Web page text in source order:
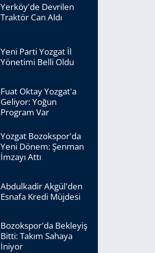
Yerköy'de Devrilen
Traktör Can Aldı
Yeni Parti Yozgat İl
Yönetimi Belli Oldu
Fuat Oktay Yozgat'a
Geliyor: Yoğun
Program Var
Yozgat Bozokspor'da
Yeni Dönem: Şenman
İmzayı Attı
Abdulkadir Akgül'den
Esnafa Kredi Müjdesi
Bozokspor'da Bekleyiş
Bitti: Takım Sahaya
İniyor